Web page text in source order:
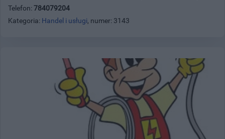
Telefon: 784079204
Kategoria: Handel i usługi, numer: 3143